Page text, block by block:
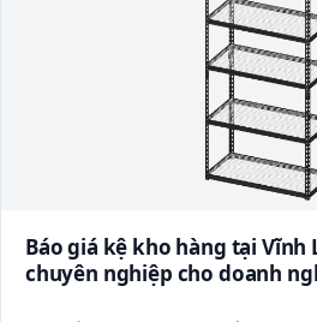
Báo giá kệ kho hàng tại Vĩnh
chuyên nghiệp cho doanh